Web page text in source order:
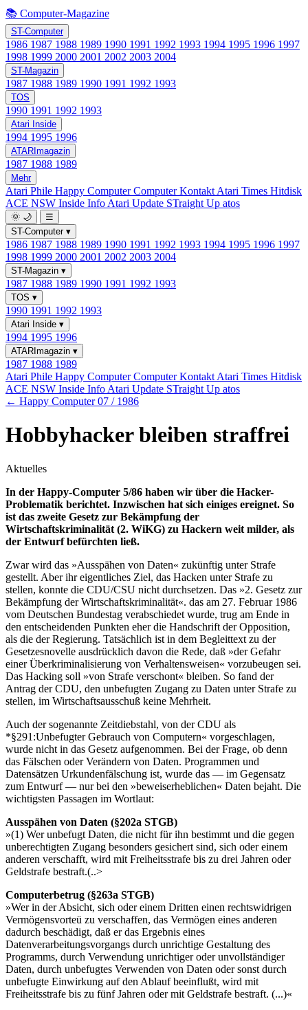
📚 Computer-Magazine
ST-Computer
1986 1987 1988 1989 1990 1991 1992 1993 1994 1995 1996 1997
1998 1999 2000 2001 2002 2003 2004
ST-Magazin
1987 1988 1989 1990 1991 1992 1993
TOS
1990 1991 1992 1993
Atari Inside
1994 1995 1996
ATARImagazin
1987 1988 1989
Mehr
Atari Phile Happy ComputerComputer Kontakt Atari Times Hitdisk
ACE NSW Inside Info Atari Update STraight Up atos
🌞 🌙
☰
ST-Computer ▾
1986 1987 1988 1989 1990 1991 1992 1993 1994 1995 1996 1997
1998 1999 2000 2001 2002 2003 2004
ST-Magazin ▾
1987 1988 1989 1990 1991 1992 1993
TOS ▾
1990 1991 1992 1993
Atari Inside ▾
1994 1995 1996
ATARImagazin ▾
1987 1988 1989
Atari Phile Happy ComputerComputer Kontakt Atari Times Hitdisk
ACE NSW Inside Info Atari Update STraight Up atos
← Happy Computer 07 / 1986
Hobbyhacker bleiben straffrei
Aktuelles
In der Happy-Computer 5/86 haben wir über die Hacker-
Problematik berichtet. Inzwischen hat sich einiges ereignet. So
ist das zweite Gesetz zur Bekämpfung der
Wirtschaftskriminalität (2. WiKG) zu Hackern weit milder, als
der Entwurf befürchten ließ.
Zwar wird das »Ausspähen von Daten« zukünftig unter Strafe
gestellt. Aber ihr eigentliches Ziel, das Hacken unter Strafe zu
stellen, konnte die CDU/CSU nicht durchsetzen. Das »2. Gesetz zur
Bekämpfung der Wirtschaftskriminalität«. das am 27. Februar 1986
vom Deutschen Bundestag verabschiedet wurde, trug am Ende in
den entscheidenden Punkten eher die Handschrift der Opposition,
als die der Regierung. Tatsächlich ist in dem Begleittext zu der
Gesetzesnovelle ausdrücklich davon die Rede, daß »der Gefahr
einer Überkriminalisierung von Verhaltensweisen« vorzubeugen sei.
Das Hacking soll »von Strafe verschont« bleiben. So fand der
Antrag der CDU, den unbefugten Zugang zu Daten unter Strafe zu
stellen, im Wirtschaftsausschuß keine Mehrheit.
Auch der sogenannte Zeitdiebstahl, von der CDU als
*§291:Unbefugter Gebrauch von Computern« vorgeschlagen,
wurde nicht in das Gesetz aufgenommen. Bei der Frage, ob denn
das Fälschen oder Verändern von Daten. Programmen und
Datensätzen Urkundenfälschung ist, wurde das — im Gegensatz
zum Entwurf — nur bei den »beweiserheblichen« Daten bejaht. Die
wichtigsten Passagen im Wortlaut:
Ausspähen von Daten (§202a STGB)
»(1) Wer unbefugt Daten, die nicht für ihn bestimmt und die gegen
unberechtigten Zugang besonders gesichert sind, sich oder einem
anderen verschafft, wird mit Freiheitsstrafe bis zu drei Jahren oder
Geldstrafe bestraft.(..>
Computerbetrug (§263a STGB)
»Wer in der Absicht, sich oder einem Dritten einen rechtswidrigen
Vermögensvorteü zu verschaffen, das Vermögen eines anderen
dadurch beschädigt, daß er das Ergebnis eines
Datenverarbeitungsvorgangs durch unrichtige Gestaltung des
Programms, durch Verwendung unrichtiger oder unvollständiger
Daten, durch unbefugtes Verwenden von Daten oder sonst durch
unbefugte Einwirkung auf den Ablauf beeinflußt, wird mit
Freiheitsstrafe bis zu fünf Jahren oder mit Geldstrafe bestraft. (...)«